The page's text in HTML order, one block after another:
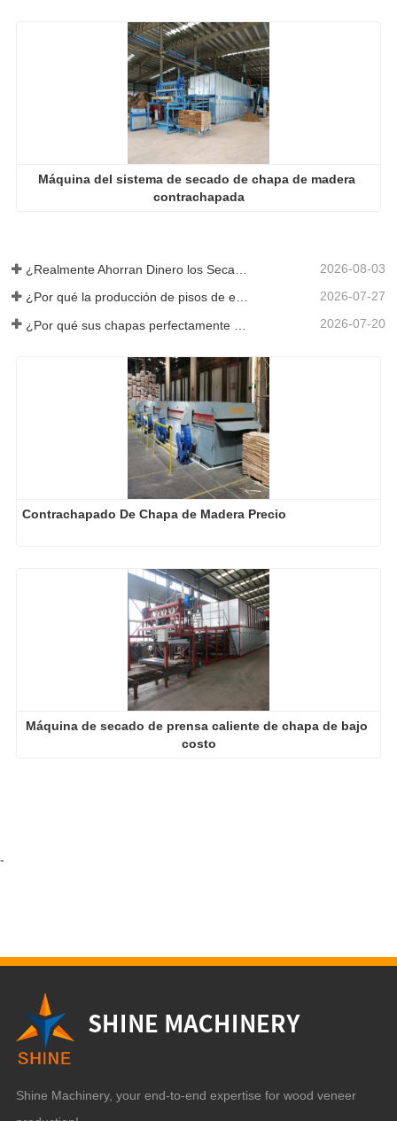
Máquina del sistema de secado de chapa de madera
contrachapada
¿Por qué la producción de pisos de eucalipto necesita un secador de chapas? 2026-07-27
¿Por qué sus chapas perfectamente secadas se rehumedecen?
Contrachapado De Chapa de Madera Precio
Máquina de secado de prensa caliente de chapa de bajo
costo
production!
Selena Wang
selena@sdshinemachinery.com